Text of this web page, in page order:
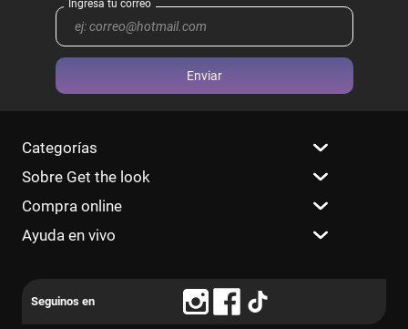
Enviar
Categorías
Sobre Get the look
Compra online
Ayuda en vivo